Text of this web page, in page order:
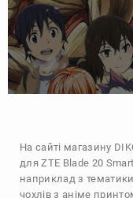
На сайті магазину
для ZTE Blade 20
наприклад з
чохлів з аніме